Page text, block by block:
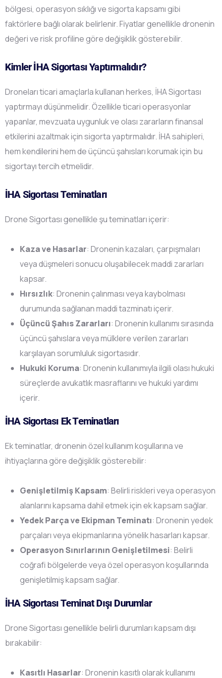
bölgesi, operasyon sıklığı ve sigorta kapsamı gibi
faktörlere bağlı olarak belirlenir. Fiyatlar genellikle dronenin
değeri ve risk profiline göre değişiklik gösterebilir.
Kimler İHA Sigortası Yaptırmalıdır?
Droneları ticari amaçlarla kullanan herkes, İHA Sigortası
yaptırmayı düşünmelidir. Özellikle ticari operasyonlar
yapanlar, mevzuata uygunluk ve olası zararların finansal
etkilerini azaltmak için sigorta yaptırmalıdır. İHA sahipleri,
hem kendilerini hem de üçüncü şahısları korumak için bu
sigortayı tercih etmelidir.
İHA Sigortası Teminatları
Drone Sigortası genellikle şu teminatları içerir:
Kaza ve Hasarlar: Dronenin kazaları, çarpışmaları
veya düşmeleri sonucu oluşabilecek maddi zararları
kapsar.
Hırsızlık: Dronenin çalınması veya kaybolması
durumunda sağlanan maddi tazminatı içerir.
Üçüncü Şahıs Zararları: Dronenin kullanımı sırasında
üçüncü şahıslara veya mülklere verilen zararları
karşılayan sorumluluk sigortasıdır.
Hukuki Koruma: Dronenin kullanımıyla ilgili olası hukuki
süreçlerde avukatlık masraflarını ve hukuki yardımı
içerir.
İHA Sigortası Ek Teminatları
Ek teminatlar, dronenin özel kullanım koşullarına ve
ihtiyaçlarına göre değişiklik gösterebilir:
Genişletilmiş Kapsam: Belirli riskleri veya operasyon
alanlarını kapsama dahil etmek için ek kapsam sağlar.
Yedek Parça ve Ekipman Teminatı: Dronenin yedek
parçaları veya ekipmanlarına yönelik hasarları kapsar.
Operasyon Sınırlarının Genişletilmesi: Belirli
coğrafi bölgelerde veya özel operasyon koşullarında
genişletilmiş kapsam sağlar.
İHA Sigortası Teminat Dışı Durumlar
Drone Sigortası genellikle belirli durumları kapsam dışı
bırakabilir:
Kasıtlı Hasarlar: Dronenin kasıtlı olarak kullanımı